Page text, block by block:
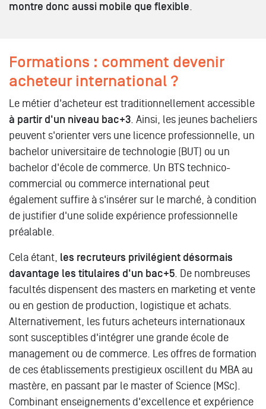
montre donc aussi mobile que flexible.
Formations : comment devenir
acheteur international ?
Le métier d'acheteur est traditionnellement accessible
à partir d'un niveau bac+3. Ainsi, les jeunes bacheliers
peuvent s'orienter vers une licence professionnelle, un
bachelor universitaire de technologie (BUT) ou un
bachelor d'école de commerce. Un BTS technico-
commercial ou commerce international peut
également suffire à s'insérer sur le marché, à condition
de justifier d'une solide expérience professionnelle
préalable.
Cela étant, les recruteurs privilégient désormais
davantage les titulaires d'un bac+5. De nombreuses
facultés dispensent des masters en marketing et vente
ou en gestion de production, logistique et achats.
Alternativement, les futurs acheteurs internationaux
sont susceptibles d'intégrer une grande école de
management ou de commerce. Les offres de formation
de ces établissements prestigieux oscillent du MBA au
mastère, en passant par le master of Science (MSc).
Combinant enseignements d'excellence et expérience